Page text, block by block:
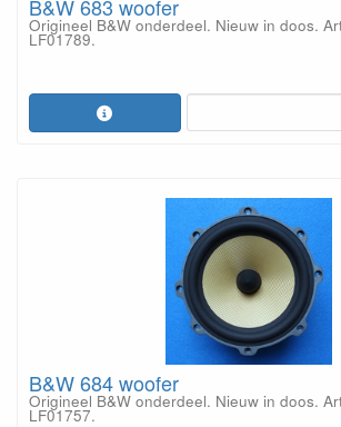
B&W 683 woofer
Origineel B&W onderdeel. Nieuw in doos.
LF01789.
B&W 684 woofer
Origineel B&W onderdeel. Nieuw in doos.
LF01757.